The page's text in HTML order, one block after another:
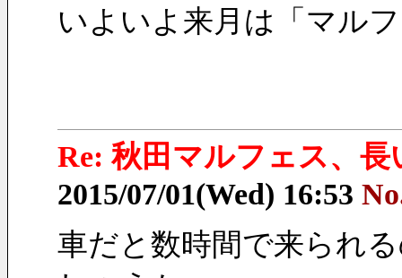
いよいよ来月は「マル
Re: 秋田マルフェス、
2015/07/01(Wed) 16:53
車だと数時間で来られ